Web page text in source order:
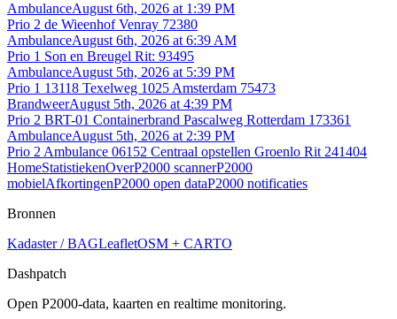
AmbulanceAugust 6th, 2026 at 1:39 PM
Prio 2 de Wieenhof Venray 72380
AmbulanceAugust 6th, 2026 at 6:39 AM
Prio 1 Son en Breugel Rit: 93495
AmbulanceAugust 5th, 2026 at 5:39 PM
Prio 1 13118 Texelweg 1025 Amsterdam 75473
BrandweerAugust 5th, 2026 at 4:39 PM
Prio 2 BRT-01 Containerbrand Pascalweg Rotterdam 173361
AmbulanceAugust 5th, 2026 at 2:39 PM
Prio 2 Ambulance 06152 Centraal opstellen Groenlo Rit 241404
HomeStatistiekenOverP2000 scannerP2000
mobielAfkortingenP2000 open dataP2000 notificaties
Bronnen
Kadaster / BAGLeafletOSM + CARTO
Dashpatch
Open P2000-data, kaarten en realtime monitoring.